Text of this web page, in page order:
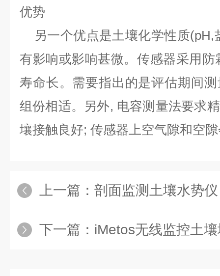
优势
另一个优点是土壤化学性质(pH,
有影响或影响甚微。传感器采用防
寿命长。需要指出的是评估期间
组份相适。另外, 电容测量法要求
壤接触良好; 传感器上空气隙和空
上一篇： 剖面监测土壤水势仪
下一篇： iMetos无线监控土